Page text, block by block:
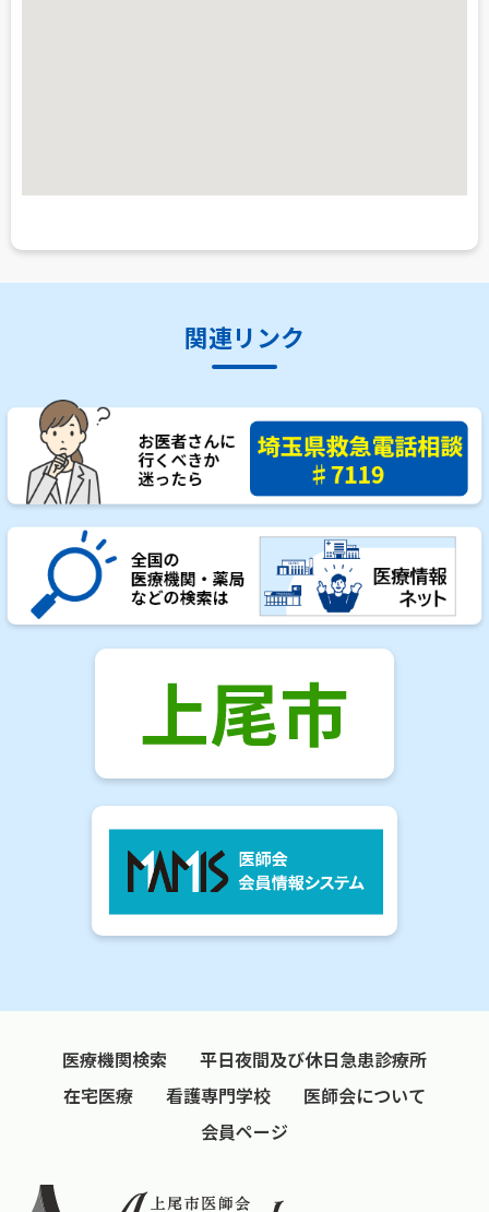
関連リンク
医療機関検索
平日夜間及び休日急患診療所
在宅医療
看護専門学校
医師会について
会員ページ